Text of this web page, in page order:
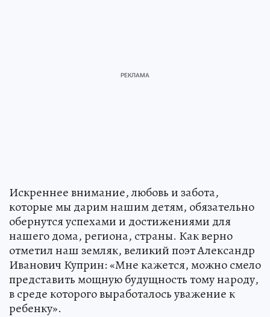
Искреннее внимание, любовь и забота,
которые мы дарим нашим детям, обязательно
обернутся успехами и достижениями для
нашего дома, региона, страны. Как верно
отметил наш земляк, великий поэт Александр
Иванович Куприн: «Мне кажется, можно смело
представить мощную будущность тому народу,
в среде которого выработалось уважение к
ребенку».